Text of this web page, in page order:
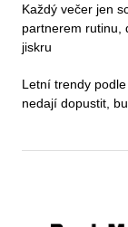
Každý večer jen
partnerem rutinu,
jiskru
Letní trendy
nedají dopustit,